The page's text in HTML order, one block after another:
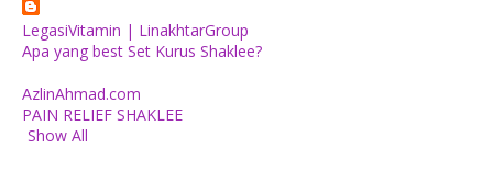
LegasiVitamin | LinakhtarGroup
Apa yang best Set Kurus Shaklee?
AzlinAhmad.com
PAIN RELIEF SHAKLEE
Show All